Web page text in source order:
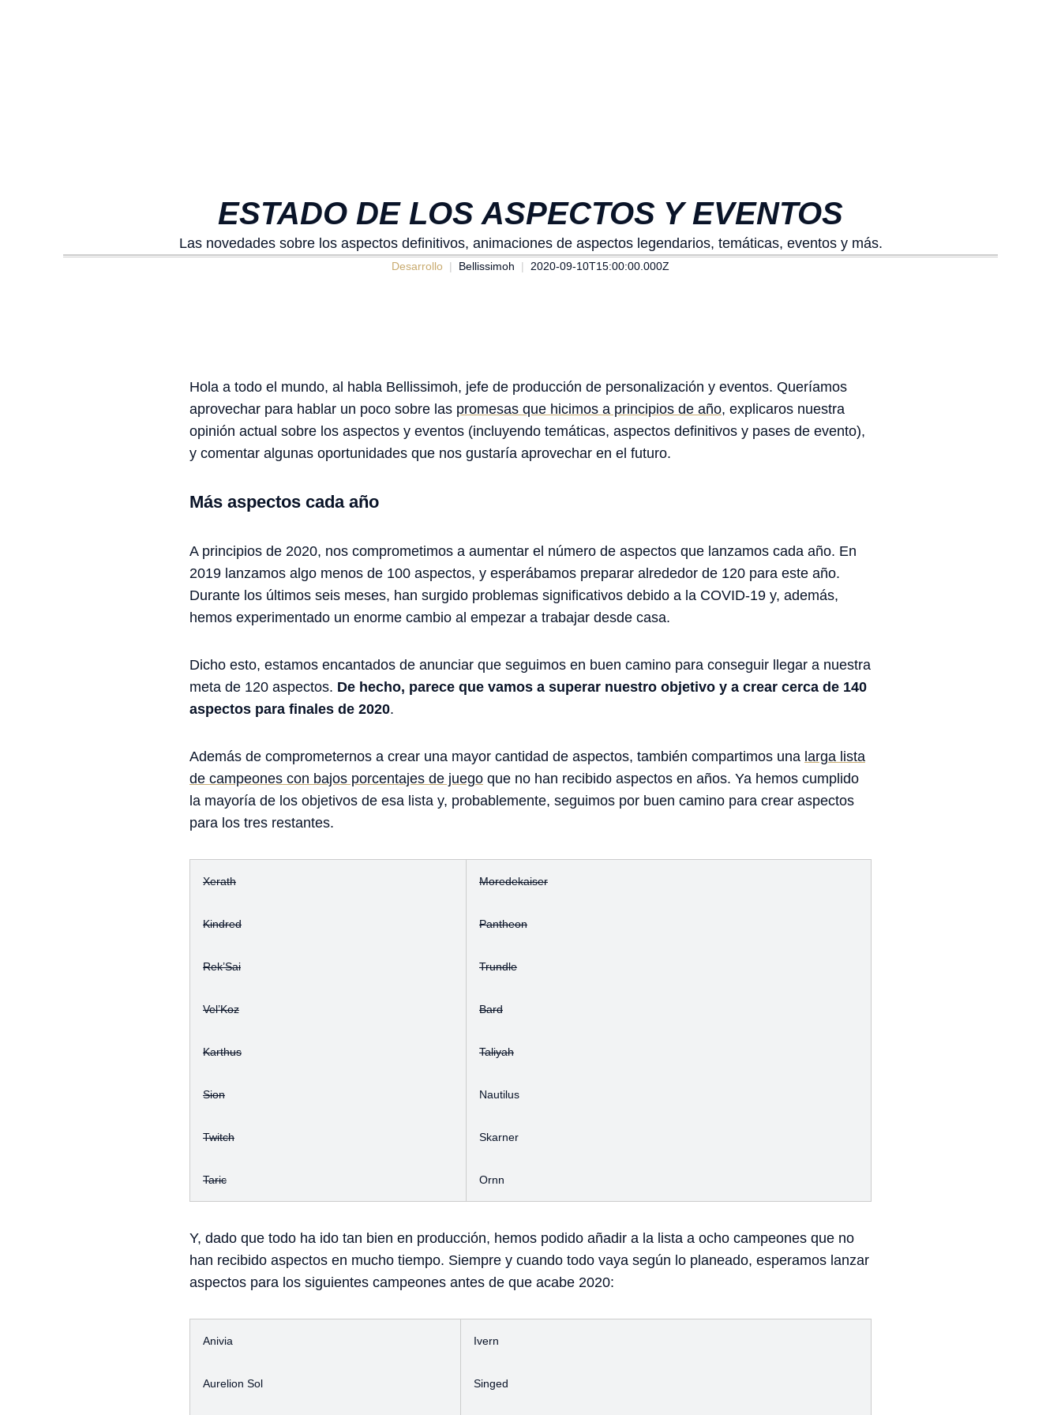
ESTADO DE LOS ASPECTOS Y EVENTOS
Las novedades sobre los aspectos definitivos, animaciones de aspectos legendarios, temáticas, eventos y más.
Desarrollo Bellissimoh 2020-09-10T15:00:00.000Z
Hola a todo el mundo, al habla Bellissimoh, jefe de producción de personalización y eventos. Queríamos
aprovechar para hablar un poco sobre las promesas que hicimos a principios de año, explicaros nuestra
opinión actual sobre los aspectos y eventos (incluyendo temáticas, aspectos definitivos y pases de evento),
y comentar algunas oportunidades que nos gustaría aprovechar en el futuro.
Más aspectos cada año
A principios de 2020, nos comprometimos a aumentar el número de aspectos que lanzamos cada año. En
2019 lanzamos algo menos de 100 aspectos, y esperábamos preparar alrededor de 120 para este año.
Durante los últimos seis meses, han surgido problemas significativos debido a la COVID-19 y, además,
hemos experimentado un enorme cambio al empezar a trabajar desde casa.
Dicho esto, estamos encantados de anunciar que seguimos en buen camino para conseguir llegar a nuestra
meta de 120 aspectos. De hecho, parece que vamos a superar nuestro objetivo y a crear cerca de 140
aspectos para finales de 2020.
Además de comprometernos a crear una mayor cantidad de aspectos, también compartimos una larga lista
de campeones con bajos porcentajes de juego que no han recibido aspectos en años. Ya hemos cumplido
la mayoría de los objetivos de esa lista y, probablemente, seguimos por buen camino para crear aspectos
para los tres restantes.
Xerath
Kindred
Rek’Sai
Vel’Koz
Karthus
Sion
Twitch
Taric
Moredekaiser
Pantheon
Trundle
Bard
Taliyah
Nautilus
Skarner
Ornn
Y, dado que todo ha ido tan bien en producción, hemos podido añadir a la lista a ocho campeones que no
han recibido aspectos en mucho tiempo. Siempre y cuando todo vaya según lo planeado, esperamos lanzar
aspectos para los siguientes campeones antes de que acabe 2020:
Anivia
Aurelion Sol
Ivern
Singed